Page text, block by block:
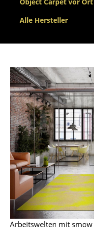
Loungesessel
Freischwinger
Barhocker
Hocker
Bänke & Liegen
Sitzsäcke
Gartenstühle
Kinderstühle
Schaukelstühle
Bürodrehstühle
Konferenzstühle
Object Carpet vor Ort
Alle Hersteller
Arbeitswelten mit